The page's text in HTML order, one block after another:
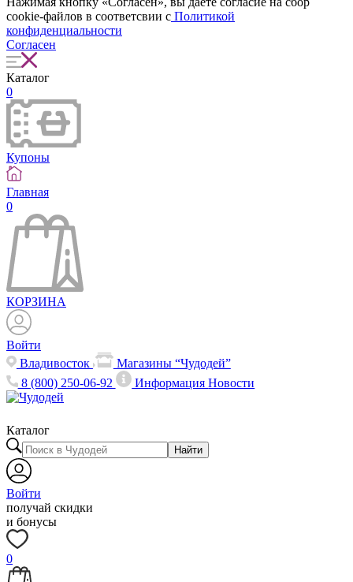
cookie-файлов в соответсвии с Политикой
конфиденциальности
Согласен
Каталог
0
Купоны
Главная
0
КОРЗИНА
Войти
Владивосток
Магазины “Чудодей”
8 (800) 250-06-92
ИнформацияНовости
Каталог
Найти
Войти
получай скидки
и бонусы
0